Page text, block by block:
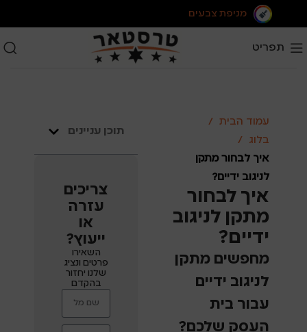
מניפת צבעים
תפריט
תוכן עניינים
צריכים
עזרה
או
ייעוץ?
השאירו
פרטים ונציג
שלנו יחזור
בהקדם
עמוד הבית
בלוג
איך לבחור מתקן
לניגוב ידיים?
איך לבחור
מתקן לניגוב
ידיים?
מחפשים מתקן
לניגוב ידיים
עבור בית
העסק שלכם?